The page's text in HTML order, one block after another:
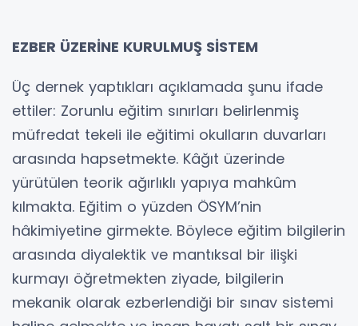
EZBER ÜZERİNE KURULMUŞ SİSTEM
Üç dernek yaptıkları açıklamada şunu ifade
ettiler: Zorunlu eğitim sınırları belirlenmiş
müfredat tekeli ile eğitimi okulların duvarları
arasında hapsetmekte. Kâğıt üzerinde
yürütülen teorik ağırlıklı yapıya mahkûm
kılmakta. Eğitim o yüzden ÖSYM’nin
hâkimiyetine girmekte. Böylece eğitim bilgilerin
arasında diyalektik ve mantıksal bir ilişki
kurmayı öğretmekten ziyade, bilgilerin
mekanik olarak ezberlendiği bir sınav sistemi